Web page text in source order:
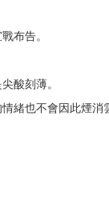
布告。
酸刻薄。
緒也不會因此煙